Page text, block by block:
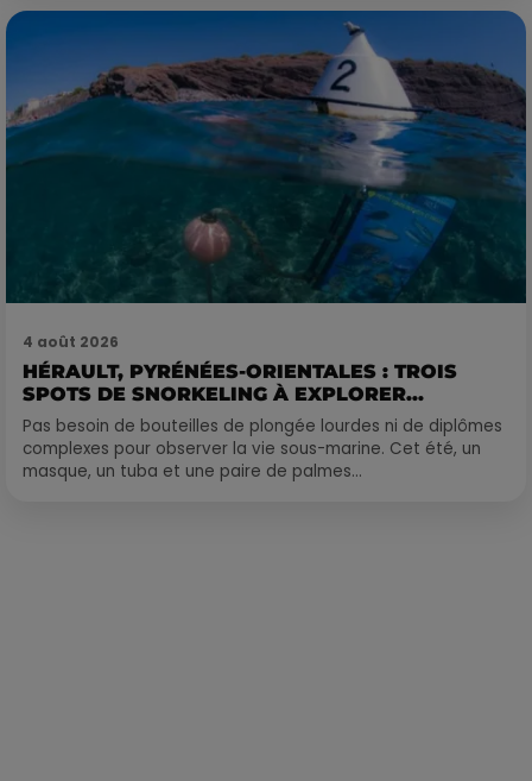
4 août 2026
HÉRAULT, PYRÉNÉES-ORIENTALES : TROIS
SPOTS DE SNORKELING À EXPLORER...
Pas besoin de bouteilles de plongée lourdes ni de diplômes
complexes pour observer la vie sous-marine. Cet été, un
masque, un tuba et une paire de palmes...